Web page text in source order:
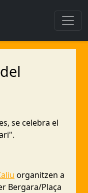
se celebra el
organitzen a
Bergara/Plaça